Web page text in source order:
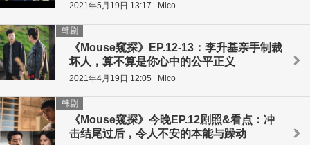
2021年5月19日 13:17 Mico
《Mouse窥探》EP.12-13：李升基亲手制裁
坏人，算不算是你心中的公平正义
韩剧
2021年4月19日 12:05 Mico
《Mouse窥探》今晚EP.12剧照&看点：冲
击结尾过后，令人不安的本能与躁动
韩剧